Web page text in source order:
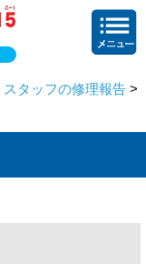
スタッフの修理報告 >